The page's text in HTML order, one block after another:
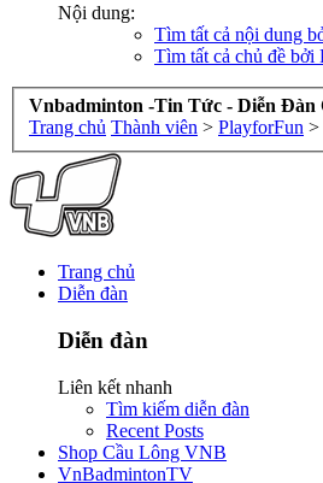
Nội dung:
Tìm tất cả nội dung
Tìm tất cả chủ đề bởi
Vnbadminton -Tin Tức - Diễn Đàn
Trang chủ Thành viên > PlayforFun >
Trang chủ
Diễn đàn
Diễn đàn
Liên kết nhanh
Tìm kiếm diễn đàn
Recent Posts
Shop Cầu Lông VNB
VnBadmintonTV